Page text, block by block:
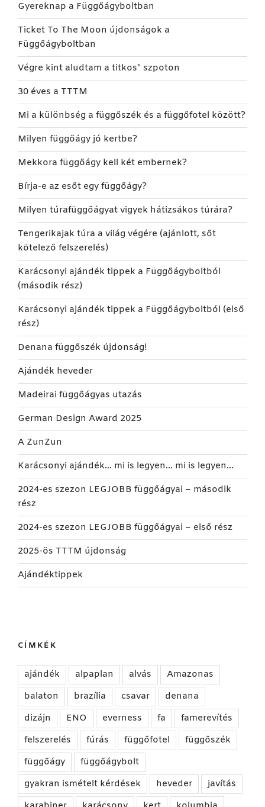
Gyereknap a Függőágyboltban
Ticket To The Moon újdonságok a
Függőágyboltban
Végre kint aludtam a titkos* szpoton
30 éves a TTTM
Mi a különbség a függőszék és a függőfotel között?
Milyen függőágy jó kertbe?
Mekkora függőágy kell két embernek?
Bírja-e az esőt egy függőágy?
Milyen túrafüggőágyat vigyek hátizsákos túrára?
Tengerikajak túra a világ végére (ajánlott, sőt
kötelező felszerelés)
Karácsonyi ajándék tippek a Függőágyboltból
(második rész)
Karácsonyi ajándék tippek a Függőágyboltból (első
rész)
Denana függőszék újdonság!
Ajándék heveder
Madeirai függőágyas utazás
German Design Award 2025
A ZunZun
Karácsonyi ajándék… mi is legyen… mi is legyen…
2024-es szezon LEGJOBB függőágyai – második
rész
2024-es szezon LEGJOBB függőágyai – első rész
2025-ös TTTM újdonság
Ajándéktippek
CÍMKÉK
ajándék alpaplan alvás
Amazonas
balaton
brazília csavar
denana
dizájn
ENO everness fa
famerevítés
felszerelés
fúrás függőfotel
függőszék
függőágy
függőágybolt
gyakran ismételt kérdések
heveder
javítás